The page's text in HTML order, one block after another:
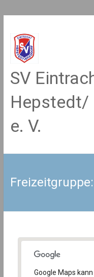
springen
SV
Hepstedt/
e. V.
Google Maps